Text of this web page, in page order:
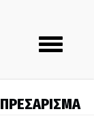
Toggle
navigation
ΠΡΕΣΑΡΙΣΜΑ